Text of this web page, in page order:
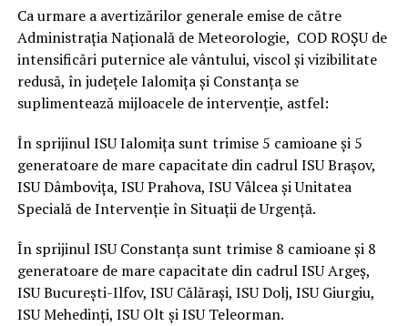
Ca urmare a avertizărilor generale emise de către
Administrația Națională de Meteorologie, COD ROȘU de
intensificări puternice ale vântului, viscol și vizibilitate
redusă, în județele Ialomița și Constanța se
suplimentează mijloacele de intervenție, astfel:
În sprijinul ISU Ialomița sunt trimise 5 camioane și 5
generatoare de mare capacitate din cadrul ISU Brașov,
ISU Dâmbovița, ISU Prahova, ISU Vâlcea și Unitatea
Specială de Intervenție în Situații de Urgență.
În sprijinul ISU Constanța sunt trimise 8 camioane și 8
generatoare de mare capacitate din cadrul ISU Argeș,
ISU București-Ilfov, ISU Călărași, ISU Dolj, ISU Giurgiu,
ISU Mehedinți, ISU Olt și ISU Teleorman.